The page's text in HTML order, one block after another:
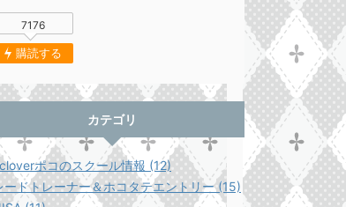
7176
購読する
カテゴリ
ポコのスクール情報 (12)
ードトレーナー＆ホコタテエントリー (15)